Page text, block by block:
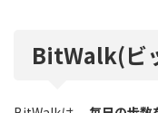
BitWalk(ビ